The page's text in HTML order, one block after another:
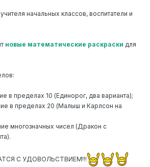
начальных классов, воспитатели и
новые математические раскраски для
в пределах 10 (Единорог, два варианта);
в пределах 20 (Малыш и Карлсон на
многозначных чисел (Дракон с
С УДОВОЛЬСТВИЕМ!!!